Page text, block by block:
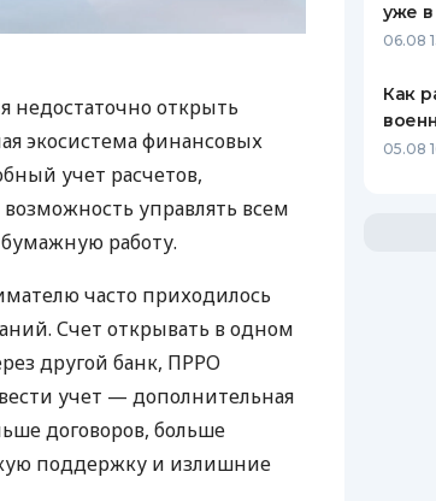
недостаточно открыть
экосистема финансовых
учет расчетов,
управлять всем
работу.
часто приходилось
Счет открывать в одном
другой банк, ПРРО
учет — дополнительная
договоров, больше
поддержку и излишние
уже в
06.08
Как
05.08